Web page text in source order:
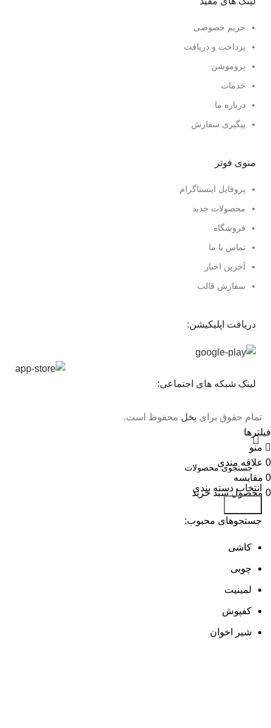
حریم خصوصی
پرداخت و دریافت
پروموشن
خدمات
درباره ما
پیگیری سفارش
منوی فوتر
پروفایل اینستاگرام
محصولات جدید
فروشگاه
تماس با ما
آخرین اخبار
سفارش قالب
دریافت اپلیکیشن:
لینک شبکه های اجتماعی:
تمام حقوق برای بخل محفوظ است.
انتخاب دسته بندی
جستجوهای محبوب:
کاشی
چوبی
لمینیت
کفپوش
شیر اخوان
فیلترها
منو
0 علاقه مندی
0 مقایسه
0 محصول سبد خرید